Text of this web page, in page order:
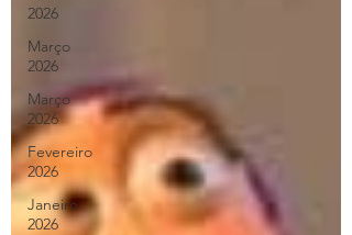
2026
Março
2026
Março
2026
Fevereiro
2026
Janeiro
2026